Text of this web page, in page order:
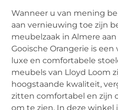
Wanneer u van mening
aan vernieuwing toe zijn
meubelzaak in Almere
Gooische Orangerie is
luxe en comfortabele
meubels van Lloyd Loom
hoogstaande kwaliteit,
zitten comfortabel en zijn
om te zien. In deze winkel